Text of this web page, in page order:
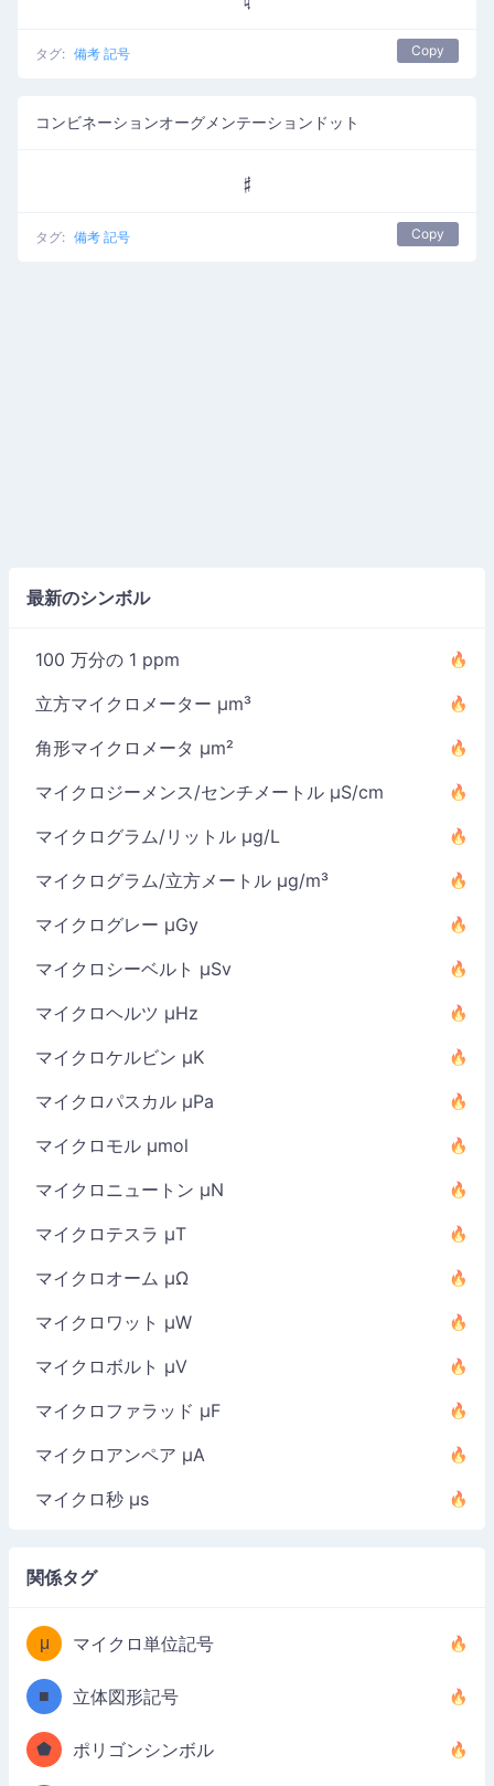
タグ: 備考 記号 Copy
コンビネーションオーグメンテーションドット
𝄰
タグ: 備考 記号 Copy
最新のシンボル
100 万分の 1 ppm
立方マイクロメーター µm³
角形マイクロメータ µm²
マイクロジーメンス/センチメートル µS/cm
マイクログラム/リットル µg/L
マイクログラム/立方メートル µg/m³
マイクログレー µGy
マイクロシーベルト µSv
マイクロヘルツ µHz
マイクロケルビン µK
マイクロパスカル µPa
マイクロモル µmol
マイクロニュートン µN
マイクロテスラ µT
マイクロオーム µΩ
マイクロワット µW
マイクロボルト µV
マイクロファラッド µF
マイクロアンペア µA
マイクロ秒 µs
関係タグ
μ マイクロ単位記号
■ 立体図形記号
⬟ ポリゴンシンボル